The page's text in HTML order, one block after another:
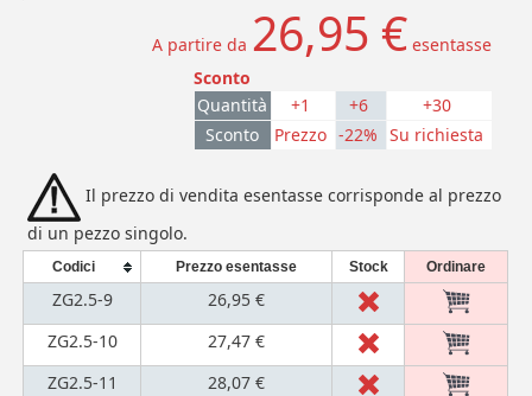
A partire da 26,95 € esentasse
Sconto
Quantità
+1 +6
+30
Sconto
Prezzo -22% Su richiesta
Il prezzo di vendita esentasse corrisponde al prezzo
di un pezzo singolo.
Codici Prezzo esentasse Stock Ordinare
ZG2.5-9
26,95 €
ZG2.5-10
27,47 €
ZG2.5-11
28,07 €